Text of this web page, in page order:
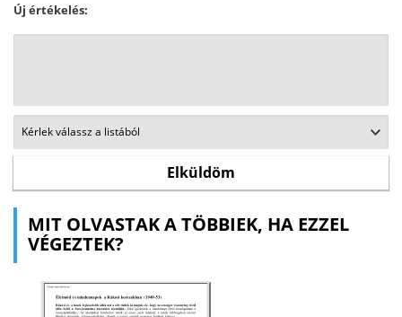
Új értékelés:
MIT OLVASTAK A TÖBBIEK, HA EZZEL
VÉGEZTEK?